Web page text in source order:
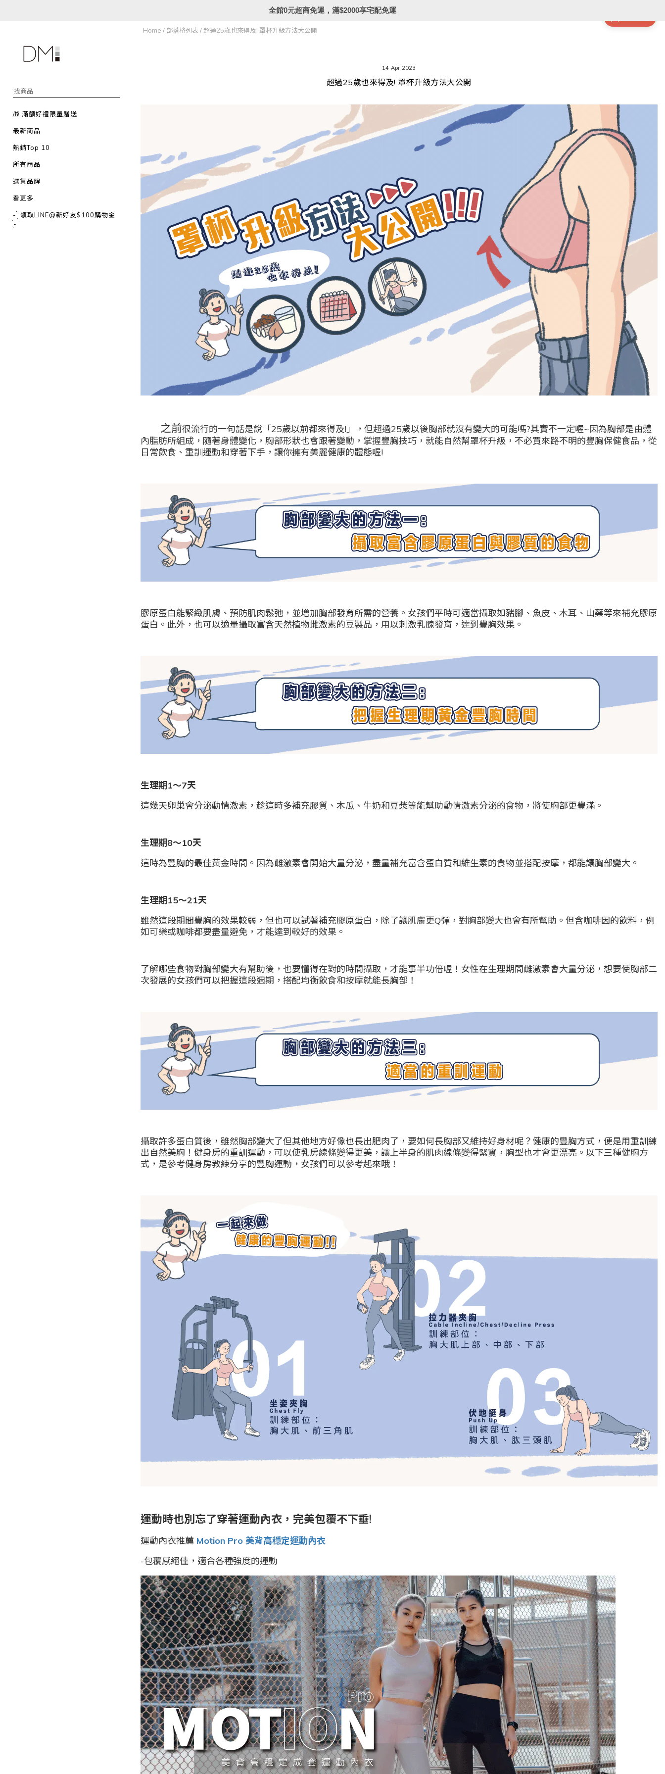
🎁 滿額好禮限量贈送
最新商品
熱銷Top 10
所有商品
選貨品牌
看更多
- ̗̀ 領取LINE@新好友$100購物金
̖́-
Home / 部落格列表 /超過25歲也來得及! 罩杯升級方法大公開
14 Apr 2023
超過25歲也來得及! 罩杯升級方法大公開
之前很流行的一句話是說「25歲以前都來得及!」，但超過25歲以後胸部就沒有變大的可能嗎?其實不一定喔~因為胸部是由體
內脂肪所組成，隨著身體變化，胸部形狀也會跟著變動，掌握豐胸技巧，就能自然幫罩杯升級，不必買來路不明的豐胸保健食品，從
日常飲食、重訓運動和穿著下手，讓你擁有美麗健康的體態喔!
膠原蛋白能緊緻肌膚、預防肌肉鬆弛，並增加胸部發育所需的營養。女孩們平時可適當攝取如豬腳、魚皮、木耳、山藥等來補充膠原
蛋白。此外，也可以適量攝取富含天然植物雌激素的豆製品，用以刺激乳腺發育，達到豐胸效果。
生理期1～7天
這幾天卵巢會分泌動情激素，趁這時多補充膠質、木瓜、牛奶和豆漿等能幫助動情激素分泌的食物，將使胸部更豐滿。
生理期8～10天
這時為豐胸的最佳黃金時間。因為雌激素會開始大量分泌，盡量補充富含蛋白質和維生素的食物並搭配按摩，都能讓胸部變大。
生理期15～21天
雖然這段期間豐胸的效果較弱，但也可以試著補充膠原蛋白，除了讓肌膚更Q彈，對胸部變大也會有所幫助。但含咖啡因的飲料，例
如可樂或咖啡都要盡量避免，才能達到較好的效果。
了解哪些食物對胸部變大有幫助後，也要懂得在對的時間攝取，才能事半功倍喔！女性在生理期間雌激素會大量分泌，想要使胸部二
次發展的女孩們可以把握這段週期，搭配均衡飲食和按摩就能長胸部！
攝取許多蛋白質後，雖然胸部變大了但其他地方好像也長出肥肉了，要如何長胸部又維持好身材呢？健康的豐胸方式，便是用重訓練
出自然美胸！健身房的重訓運動，可以使乳房線條變得更美，讓上半身的肌肉線條變得緊實，胸型也才會更漂亮。以下三種健胸方
式，是參考健身房教練分享的豐胸運動，女孩們可以參考起來哦！
運動時也別忘了穿著運動內衣，完美包覆不下垂!
運動內衣推薦 Motion Pro 美背高穩定運動內衣
-包覆感絕佳，適合各種強度的運動
全館0元超商免運，滿$2000享宅配免運